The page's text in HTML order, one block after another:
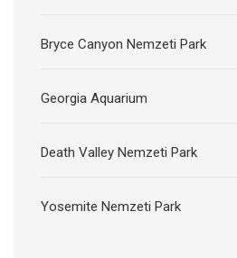
Bryce Canyon Nemzeti Park
Georgia Aquarium
Death Valley Nemzeti Park
Yosemite Nemzeti Park